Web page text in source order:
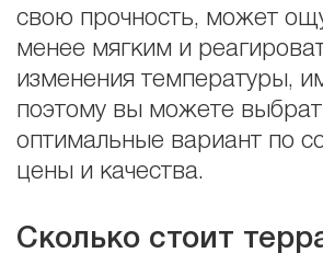
свою прочность, может
менее мягким и
изменения температуры,
поэтому вы можете
оптимальные вариант по
цены и качества.
Сколько стоит